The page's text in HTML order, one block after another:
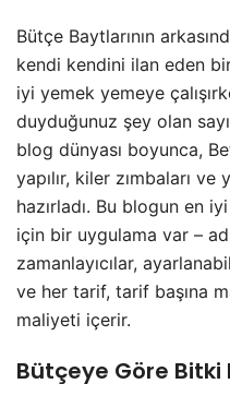
Bütçe Baytlarının
kendi kendini ilan eden
iyi yemek yemeye
duyduğunuz şey olan sayı
blog dünyası boyunca,
yapılır, kiler zımbaları ve
hazırladı. Bu blogun en
için bir uygulama var –
zamanlayıcılar,
ve her tarif, tarif başına
maliyeti içerir.
Bütçeye Göre Bitki